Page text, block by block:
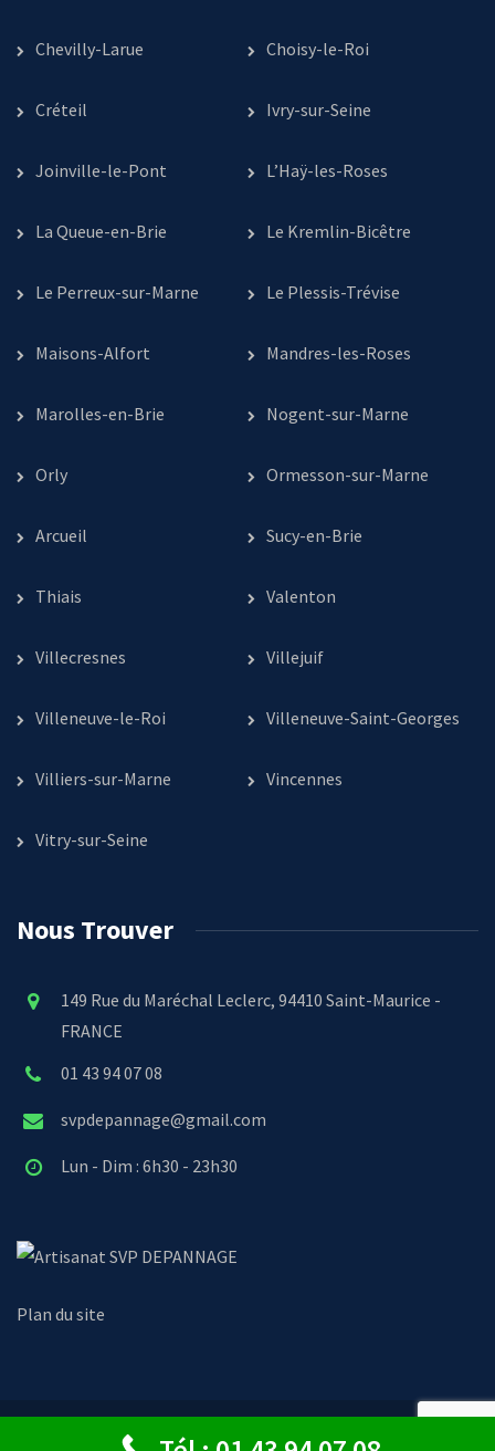
Chevilly-Larue Choisy-le-Roi
Créteil Ivry-sur-Seine
Joinville-le-Pont L’Haÿ-les-Roses
La Queue-en-Brie Le Kremlin-Bicêtre
Le Perreux-sur-Marne Le Plessis-Trévise
Maisons-Alfort Mandres-les-Roses
Marolles-en-Brie Nogent-sur-Marne
Orly Ormesson-sur-Marne
Arcueil Sucy-en-Brie
Thiais Valenton
Villecresnes Villejuif
Villeneuve-le-Roi Villeneuve-Saint-Georges
Villiers-sur-Marne Vincennes
Vitry-sur-Seine
Nous Trouver
149 Rue du Maréchal Leclerc, 94410 Saint-Maurice -
FRANCE
01 43 94 07 08
svpdepannage@gmail.com
Lun - Dim : 6h30 - 23h30
SVP DEPANNAGE
Plan du site
© Copyright 2024 - SVP Dépannage